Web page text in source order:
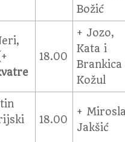
Božić
18.00
+ Jozo,
Kata i
Brankica
Kožul
18.00
+
Jakšić